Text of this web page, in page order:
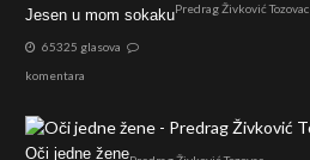
Jesen u mom sokakuPredrag Živković Tozovac
65325 glasova
komentara
Oči jedne žene